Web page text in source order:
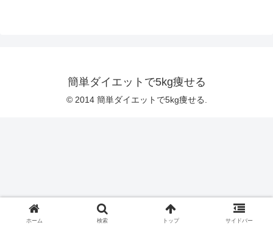
簡単ダイエットで5kg痩せる
© 2014 簡単ダイエットで5kg痩せる.
ホーム 検索 トップ サイドバー